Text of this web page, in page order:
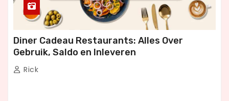
Diner Cadeau Restaurants: Alles Over
Gebruik, Saldo en Inleveren
Rick